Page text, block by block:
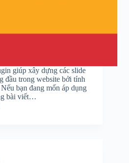
giúp xây dựng các slide
đầu trong website bởi tính
bạn đang mốn áp dụng
bài viết…